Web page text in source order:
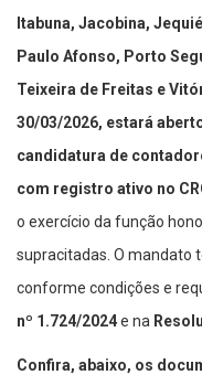
Itabuna, Jacobina,
Paulo Afonso, Porto
Teixeira de Freitas e
30/03/2026, estará
candidatura de
com registro ativo no
o exercício da função
supracitadas. O mandato
conforme condições e
nº 1.724/2024e na
Confira, abaixo, os